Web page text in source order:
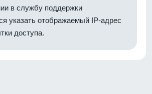
в службу поддержки
указать отображаемый IP-адрес
доступа.